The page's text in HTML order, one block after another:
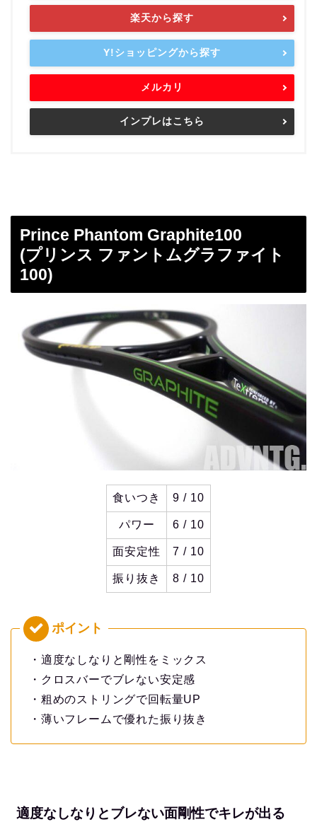
楽天から探す
Y!ショッピングから探す
メルカリ
インプレはこちら
Prince Phantom Graphite100
(プリンス ファントムグラファイト
100)
食いつき 9 / 10
パワー 6 / 10
面安定性 7 / 10
振り抜き 8 / 10
・適度なしなりと剛性をミックス
・クロスバーでブレない安定感
・粗めのストリングで回転量UP
・薄いフレームで優れた振り抜き
適度なしなりとブレない面剛性でキレが出る